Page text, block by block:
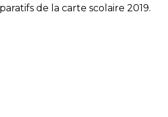
de la carte scolaire 2019.